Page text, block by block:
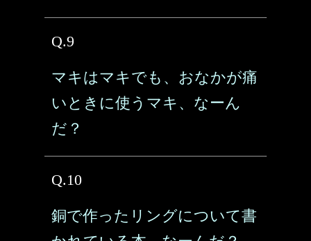
Q.9
マキはマキでも、おなかが痛
いときに使うマキ、なーん
だ？
Q.10
銅で作ったリングについて書